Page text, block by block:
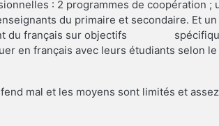
: 2 programmes de coopération ;
du primaire et secondaire. Et
du français sur objectifs
en français avec leurs étudiants selon le
mal et les moyens sont limités et